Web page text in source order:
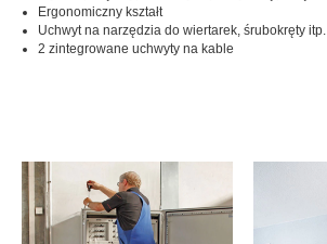
Ergonomiczny kształt
Uchwyt na narzędzia do wiertarek, śrubokręty itp.
2 zintegrowane uchwyty na kable